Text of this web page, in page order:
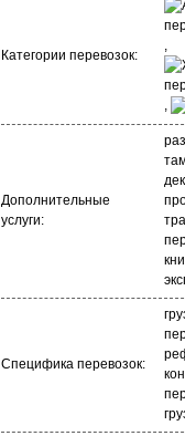
Категории перевозок:
,
,
Дополнительные
услуги:
Специфика перевозок: